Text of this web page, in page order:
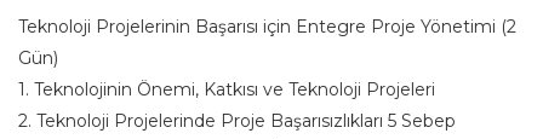
Teknoloji Projelerinin Başarısı için Entegre Proje Yönetimi (2
Gün)
1. Teknolojinin Önemi, Katkısı ve Teknoloji Projeleri
2. Teknoloji Projelerinde Proje Başarısızlıkları 5 Sebep